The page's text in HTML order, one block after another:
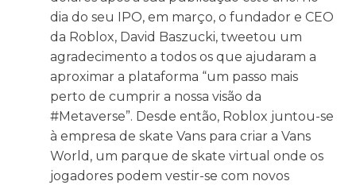
dia do seu IPO, em março, o fundador e CEO
da Roblox, David Baszucki, tweetou um
agradecimento a todos os que ajudaram a
aproximar a plataforma “um passo mais
perto de cumprir a nossa visão da
#Metaverse”. Desde então, Roblox juntou-se
à empresa de skate Vans para criar a Vans
World, um parque de skate virtual onde os
jogadores podem vestir-se com novos